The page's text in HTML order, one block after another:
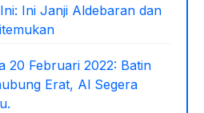
Ini Janji Aldebaran dan
20 Februari 2022: Batin
Erat, Al Segera